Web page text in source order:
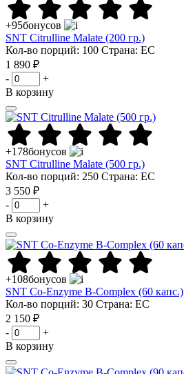
+95бонусов
SNT Citrulline Malate (200 гр.)
Кол-во порций: 100 Страна: ЕС
1 890 ₽
-
+
В корзину
+178бонусов
SNT Citrulline Malate (500 гр.)
Кол-во порций: 250 Страна: ЕС
3 550 ₽
-
+
В корзину
+108бонусов
SNT Co-Enzyme B-Complex (60 капс.)
Кол-во порций: 30 Страна: ЕС
2 150 ₽
-
+
В корзину